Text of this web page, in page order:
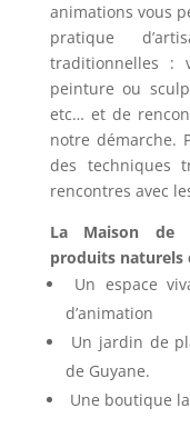
animations vous
pratique
traditionnelles :
peinture ou
etc… et de
notre démarche.
des techniques
rencontres avec
La Maison de
produits naturels
Un espace
d’animation
Un jardin de
de Guyane.
Une boutique